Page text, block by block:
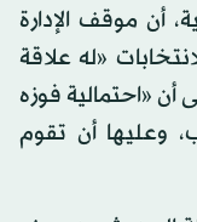
أن موقف الإدارة
«له علاقة
أن «احتمالية فوزه
أن تقوم